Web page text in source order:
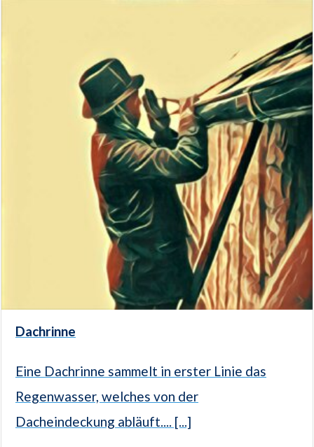
Dachrinne
Eine Dachrinne sammelt in erster Linie das
Regenwasser, welches von der
Dacheindeckung abläuft.... [...]